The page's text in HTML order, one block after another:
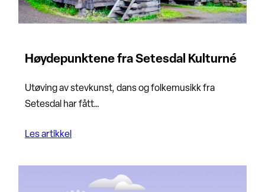
Høydepunktene fra Setesdal Kulturné
Utøving av stevkunst, dans og folkemusikk fra
Setesdal har fått…
Les artikkel